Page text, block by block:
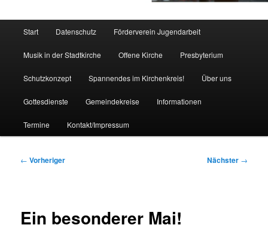
Start Datenschutz Förderverein Jugendarbeit
Musik in der Stadtkirche Offene Kirche Presbyterium
Schutzkonzept Spannendes im Kirchenkreis! Über uns
Gottesdienste Gemeindekreise Informationen
Termine Kontakt/Impressum
Beitragsnavigation
← Vorheriger Nächster →
Ein besonderer Mai!